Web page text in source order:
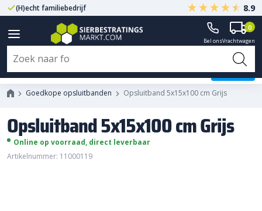
(H)echt familiebedrijf Gegarandeerd A-kwaliteit
8.9
Bel onsVrachtwagen
0
Goedkope opsluitbanden Opsluitband 5x15x100 cm Grijs
Opsluitband 5x15x100 cm Grijs
Online op voorraad, direct leverbaar
Artikelnummer: 11000119
Opsluitband 5x15x100 cm Grijs